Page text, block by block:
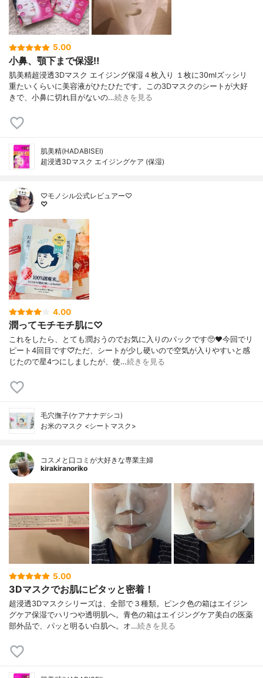
5.00
小鼻、顎下まで保湿‼︎
肌美精超浸透3Dマスク エイジング保湿４枚入り １枚に30mlズッシリ
重たいくらいに美容液がひたひたです。この3Dマスクのシートが大好
きで、小鼻に切れ目がないの…続きを見る
肌美精(HADABISEI)
超浸透3Dマスク エイジングケア (保湿)
♡モノシル公式レビュアー♡
♡
4.00
潤ってモチモチ肌に♡
これをしたら、とても潤おうのでお気に入りのパックです🥺❤今回でリ
ピート4回目です♡⃛ただ、シートが少し硬いので空気が入りやすいと感
じたので星4つにしましたが、使…続きを見る
毛穴撫子(ケアナナデシコ)
お米のマスク <シートマスク>
コスメと口コミが大好きな専業主婦
kirakiranoriko
5.00
3Dマスクでお肌にピタッと密着！
超浸透3Dマスクシリーズは、全部で３種類。ピンク色の箱はエイジン
グケア保湿でハリつや透明肌へ。青色の箱はエイジングケア美白の医薬
部外品で、パッと明るい白肌へ。オ…続きを見る